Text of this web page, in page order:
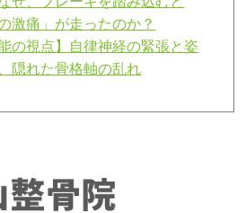
激痛」が走ったのか？
視点】自律神経の緊張と姿
隠れた骨格軸の乱れ